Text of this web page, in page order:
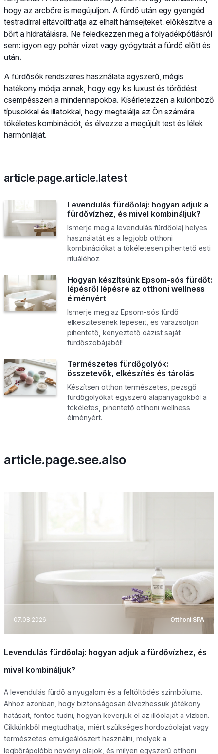
hogy az arcbőre is megújuljon. A fürdő után egy gyengéd
testradírral eltávolíthatja az elhalt hámsejteket, előkészítve a
bőrt a hidratálásra. Ne feledkezzen meg a folyadékpótlásról
sem: igyon egy pohár vizet vagy gyógyteát a fürdő előtt és
után.
A fürdősók rendszeres használata egyszerű, mégis
hatékony módja annak, hogy egy kis luxust és törődést
csempésszen a mindennapokba. Kísérletezzen a különböző
típusokkal és illatokkal, hogy megtalálja az Ön számára
tökéletes kombinációt, és élvezze a megújult test és lélek
harmóniáját.
article.page.article.latest
Levendulás fürdőolaj: hogyan adjuk a
fürdővízhez, és mivel kombináljuk?
Ismerje meg a levendulás fürdőolaj helyes
használatát és a legjobb otthoni
kombinációkat a tökéletesen pihentető esti
rituáléhoz.
Hogyan készítsünk Epsom-sós fürdőt:
lépésről lépésre az otthoni wellness
élményért
Ismerje meg az Epsom-sós fürdő
elkészítésének lépéseit, és varázsoljon
pihentető, kényeztető oázist saját
fürdőszobájából!
Természetes fürdőgolyók:
összetevők, elkészítés és tárolás
Készítsen otthon természetes, pezsgő
fürdőgolyókat egyszerű alapanyagokból a
tökéletes, pihentető otthoni wellness
élményért.
article.page.see.also
07.08.2026 Otthoni SPA
Levendulás fürdőolaj: hogyan adjuk a fürdővízhez, és
mivel kombináljuk?
A levendulás fürdő a nyugalom és a feltöltődés szimbóluma.
Ahhoz azonban, hogy biztonságosan élvezhessük jótékony
hatásait, fontos tudni, hogyan keverjük el az illóolajat a vízben.
Cikkünkből megtudhatja, miért szükséges hordozóolajat vagy
természetes emulgeálószert használni, melyek a
legbőrápolóbb növényi olajok, és milyen egyszerű otthoni